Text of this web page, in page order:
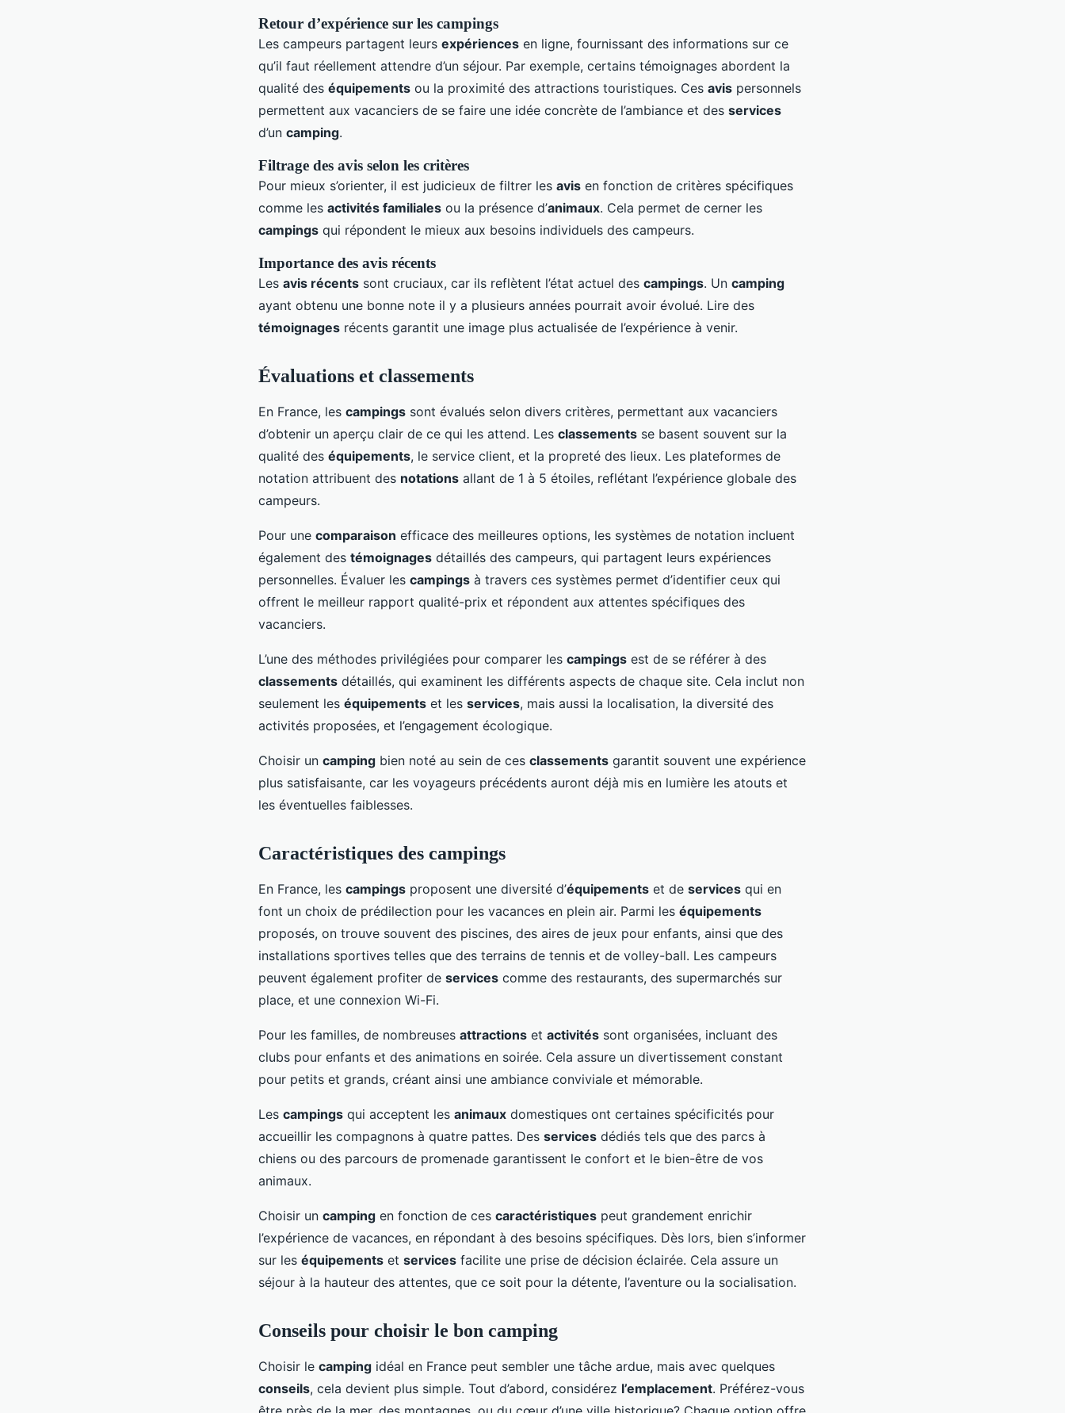
Retour d’expérience sur les campings
Les campeurs partagent leurs expériences en ligne, fournissant des informations sur ce
qu’il faut réellement attendre d’un séjour. Par exemple, certains témoignages abordent la
qualité des équipements ou la proximité des attractions touristiques. Ces avis personnels
permettent aux vacanciers de se faire une idée concrète de l’ambiance et des services
d’un camping.
Filtrage des avis selon les critères
Pour mieux s’orienter, il est judicieux de filtrer les avis en fonction de critères spécifiques
comme les activités familiales ou la présence d’animaux. Cela permet de cerner les
campings qui répondent le mieux aux besoins individuels des campeurs.
Importance des avis récents
Les avis récents sont cruciaux, car ils reflètent l’état actuel des campings. Un camping
ayant obtenu une bonne note il y a plusieurs années pourrait avoir évolué. Lire des
témoignages récents garantit une image plus actualisée de l’expérience à venir.
Évaluations et classements
En France, les campings sont évalués selon divers critères, permettant aux vacanciers
d’obtenir un aperçu clair de ce qui les attend. Les classements se basent souvent sur la
qualité des équipements, le service client, et la propreté des lieux. Les plateformes de
notation attribuent des notations allant de 1 à 5 étoiles, reflétant l’expérience globale des
campeurs.
Pour une comparaison efficace des meilleures options, les systèmes de notation incluent
également des témoignages détaillés des campeurs, qui partagent leurs expériences
personnelles. Évaluer les campings à travers ces systèmes permet d’identifier ceux qui
offrent le meilleur rapport qualité-prix et répondent aux attentes spécifiques des
vacanciers.
L’une des méthodes privilégiées pour comparer les campings est de se référer à des
classements détaillés, qui examinent les différents aspects de chaque site. Cela inclut non
seulement les équipements et les services, mais aussi la localisation, la diversité des
activités proposées, et l’engagement écologique.
Choisir un camping bien noté au sein de ces classements garantit souvent une expérience
plus satisfaisante, car les voyageurs précédents auront déjà mis en lumière les atouts et
les éventuelles faiblesses.
Caractéristiques des campings
En France, les campings proposent une diversité d’équipements et de services qui en
font un choix de prédilection pour les vacances en plein air. Parmi les équipements
proposés, on trouve souvent des piscines, des aires de jeux pour enfants, ainsi que des
installations sportives telles que des terrains de tennis et de volley-ball. Les campeurs
peuvent également profiter de services comme des restaurants, des supermarchés sur
place, et une connexion Wi-Fi.
Pour les familles, de nombreuses attractions et activités sont organisées, incluant des
clubs pour enfants et des animations en soirée. Cela assure un divertissement constant
pour petits et grands, créant ainsi une ambiance conviviale et mémorable.
Les campings qui acceptent les animaux domestiques ont certaines spécificités pour
accueillir les compagnons à quatre pattes. Des services dédiés tels que des parcs à
chiens ou des parcours de promenade garantissent le confort et le bien-être de vos
animaux.
Choisir un camping en fonction de ces caractéristiques peut grandement enrichir
l’expérience de vacances, en répondant à des besoins spécifiques. Dès lors, bien s’informer
sur les équipements et services facilite une prise de décision éclairée. Cela assure un
séjour à la hauteur des attentes, que ce soit pour la détente, l’aventure ou la socialisation.
Conseils pour choisir le bon camping
Choisir le camping idéal en France peut sembler une tâche ardue, mais avec quelques
conseils, cela devient plus simple. Tout d’abord, considérez l’emplacement. Préférez-vous